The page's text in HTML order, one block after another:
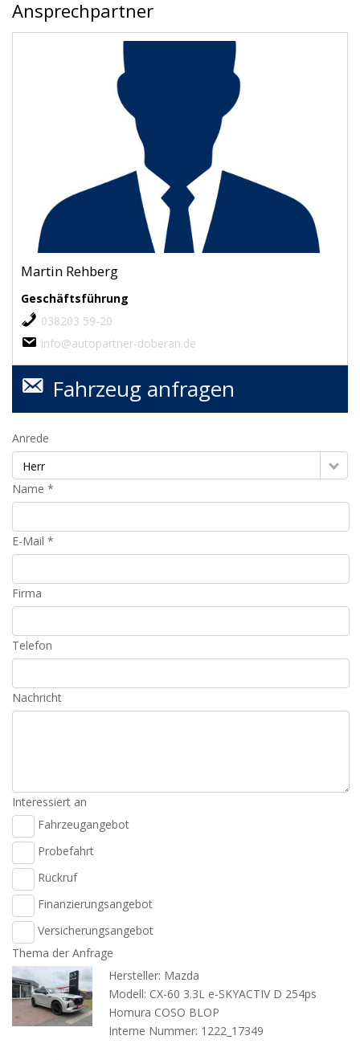
Ansprechpartner
Martin Rehberg
Geschäftsführung
038203 59-20
info@autopartner-doberan.de
Fahrzeug anfragen
Anrede
Herr
Name *
E-Mail *
Firma
Telefon
Nachricht
Interessiert an
Fahrzeugangebot
Probefahrt
Rückruf
Finanzierungsangebot
Versicherungsangebot
Thema der Anfrage
Hersteller: Mazda
Modell: CX-60 3.3L e-SKYACTIV D 254ps
Homura COSO BLOP
Interne Nummer: 1222_17349